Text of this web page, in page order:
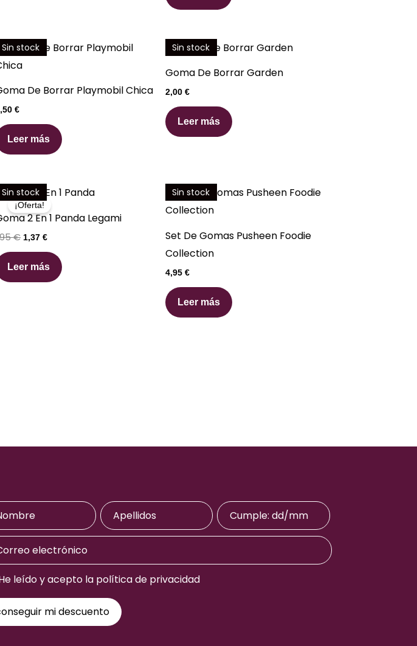
Sin stock
De Borrar Playmobil Chica
€
Leer más
Sin stock
Goma De Borrar Garden
2,00 €
Leer más
Sin stock
¡Oferta!
2 En 1 Panda Legami
€
El
precio
original
era:
1,95 €.
1,37 €
El
actual
es:
1,37 €.
Leer más
Sin stock
Set De Gomas Pusheen Foodie
Collection
4,95 €
Leer más
leído y acepto la política de privacidad